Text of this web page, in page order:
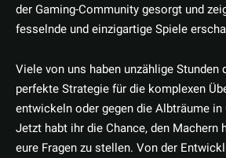
der Gaming-Community gesorgt und
fesselnde und einzigartige Spiele
Viele von uns haben unzählige Stunden
perfekte Strategie für die komplexen
entwickeln oder gegen die Albträume in
Jetzt habt ihr die Chance, den Machern
eure Fragen zu stellen. Von der